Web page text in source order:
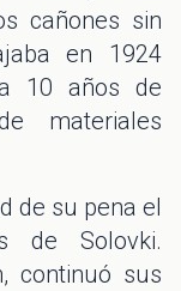
cañones sin
en 1924
10 años de
materiales
de su pena el
de Solovki.
continuó sus